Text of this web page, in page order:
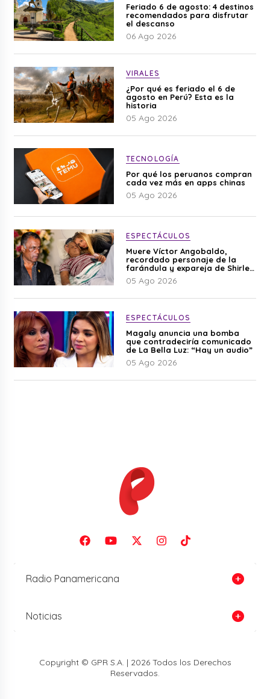
Feriado 6 de agosto: 4 destinos
recomendados para disfrutar
el descanso
06 Ago 2026
VIRALES
¿Por qué es feriado el 6 de
agosto en Perú? Esta es la
historia
05 Ago 2026
TECNOLOGÍA
Por qué los peruanos compran
cada vez más en apps chinas
05 Ago 2026
ESPECTÁCULOS
Muere Víctor Angobaldo,
recordado personaje de la
farándula y expareja de Shirley
Cherres
05 Ago 2026
ESPECTÁCULOS
Magaly anuncia una bomba
que contradeciría comunicado
de La Bella Luz: “Hay un audio”
05 Ago 2026
Radio Panamericana
Noticias
Copyright © GPR S.A. | 2026 Todos los Derechos
Reservados.